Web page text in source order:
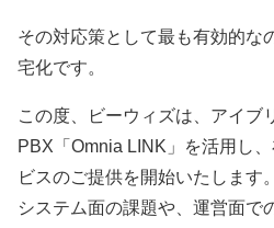
その対応策として最も有効的な
宅化です。
この度、ビーウィズは、アイブ
PBX「Omnia LINK」を活用し
ビスのご提供を開始いたします
システム面の課題や、運営面で